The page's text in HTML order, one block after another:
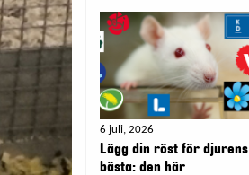
6 juli, 2026
Lägg din röst för djurens
bästa: den här